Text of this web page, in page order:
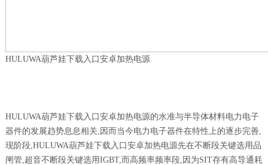
HULUWA葫芦娃下载入口安卓加热电源
HULUWA葫芦娃下载入口安卓加热电源的水准与半导体材料电力电子
器件的发展趋势息息相关,因而当今电力电子器件在特性上的逐步完善,
现阶段,HULUWA葫芦娃下载入口安卓加热电源先在不断段关键选用品
闸管,超音不断段关键选用IGBT,而高频率频率段,因为SIT存有高导通耗